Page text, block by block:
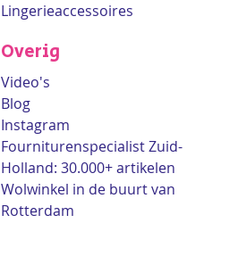
Lingerieaccessoires
Overig
Video's
Blog
Instagram
Fourniturenspecialist Zuid-
Holland: 30.000+ artikelen
Wolwinkel in de buurt van
Rotterdam